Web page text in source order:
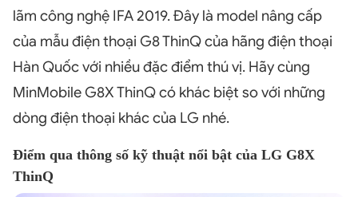
lãm công nghệ IFA 2019. Đây là model nâng cấp
của mẫu điện thoại G8 ThinQ của hãng điện thoại
Hàn Quốc với nhiều đặc điểm thú vị. Hãy cùng
MinMobile G8X ThinQ có khác biệt so với những
dòng điện thoại khác của LG nhé.
Điểm qua thông số kỹ thuật nổi bật của LG G8X
ThinQ